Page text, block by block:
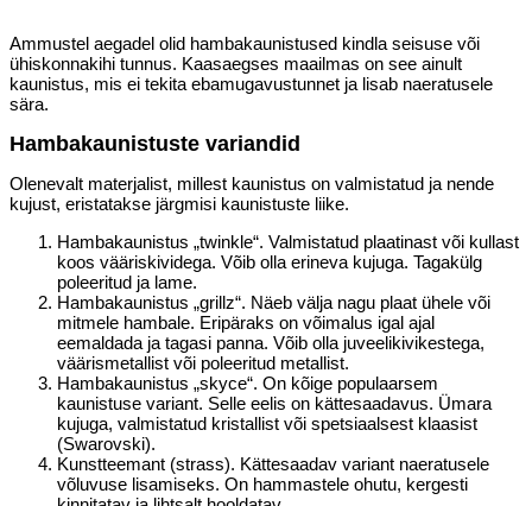
Ammustel aegadel olid hambakaunistused kindla seisuse või
ühiskonnakihi tunnus. Kaasaegses maailmas on see ainult
kaunistus, mis ei tekita ebamugavustunnet ja lisab naeratusele
sära.
Hambakaunistuste variandid
Olenevalt materjalist, millest kaunistus on valmistatud ja nende
kujust, eristatakse järgmisi kaunistuste liike.
Hambakaunistus „twinkle“. Valmistatud plaatinast või kullast
koos vääriskividega. Võib olla erineva kujuga. Tagakülg
poleeritud ja lame.
Hambakaunistus „grillz“. Näeb välja nagu plaat ühele või
mitmele hambale. Eripäraks on võimalus igal ajal
eemaldada ja tagasi panna. Võib olla juveelikivikestega,
väärismetallist või poleeritud metallist.
Hambakaunistus „skyce“. On kõige populaarsem
kaunistuse variant. Selle eelis on kättesaadavus. Ümara
kujuga, valmistatud kristallist või spetsiaalsest klaasist
(Swarovski).
Kunstteemant (strass). Kättesaadav variant naeratusele
võluvuse lisamiseks. On hammastele ohutu, kergesti